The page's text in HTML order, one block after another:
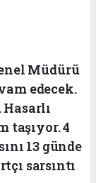
Müdürü
edecek.
taşıyor. 4
13 günde
sarsıntı